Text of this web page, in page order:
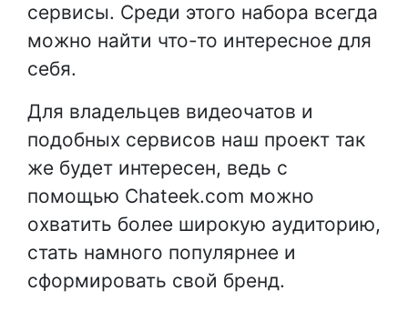
сервисы. Среди этого набора всегда
можно найти что-то интересное для
себя.
Для владельцев видеочатов и
подобных сервисов наш проект так
же будет интересен, ведь с
помощью Chateek.com можно
охватить более широкую аудиторию,
стать намного популярнее и
сформировать свой бренд.